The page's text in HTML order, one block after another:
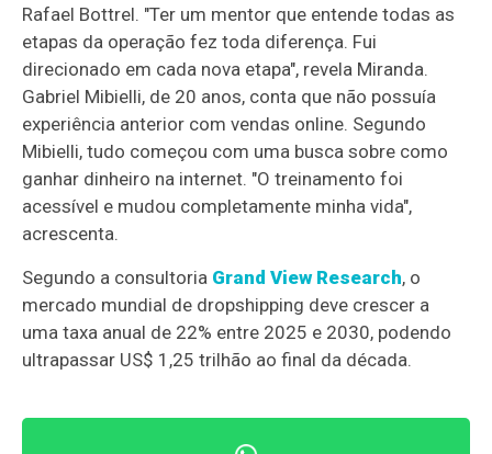
Rafael Bottrel. "Ter um mentor que entende todas as
etapas da operação fez toda diferença. Fui
direcionado em cada nova etapa", revela Miranda.
Gabriel Mibielli, de 20 anos, conta que não possuía
experiência anterior com vendas online. Segundo
Mibielli, tudo começou com uma busca sobre como
ganhar dinheiro na internet. "O treinamento foi
acessível e mudou completamente minha vida",
acrescenta.
Segundo a consultoria Grand View Research, o
mercado mundial de dropshipping deve crescer a
uma taxa anual de 22% entre 2025 e 2030, podendo
ultrapassar US$ 1,25 trilhão ao final da década.